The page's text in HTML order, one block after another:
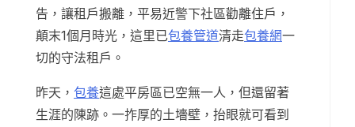
告，讓租戶搬離，平易近警下社區勸離住戶，
顛末1個月時光，這里已包養管道清走包養網一
切的守法租戶。
昨天， 包養這處平房區已空無一人，但還留著
生涯的陳跡。一拃厚的土墻壁，抬眼就可看到